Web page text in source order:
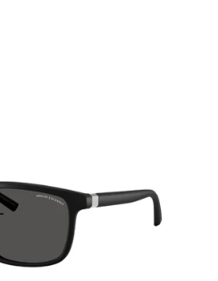
IR AL ARTÍCULO 1
IR AL ARTÍCULO 2
IR AL ARTÍCULO 3
IR AL ARTÍCULO 4
IR AL ARTÍCULO 5
IR AL ARTÍCULO 6
IR AL ARTÍCULO 7